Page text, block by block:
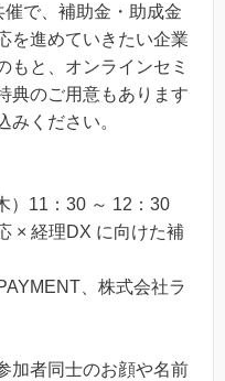
で、補助金・助成金
を進めていきたい企業
もと、オンラインセミ
典のご用意もあります
みください。
）11：30 ～ 12：30
× 経理DX に向けた補
、株式会社ラ
者同士のお顔や名前